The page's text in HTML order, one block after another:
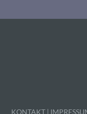
KONTAKT |